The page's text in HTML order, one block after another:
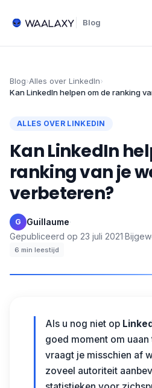
Blog
Blog›Alles over LinkedIn›
Kan LinkedIn helpen om de ranking
ALLES OVER LINKEDIN
Kan LinkedIn
ranking van je
verbeteren?
G Guillaume·
Gepubliceerd op 23 juli 2021·
6 min leestijd
Als u nog niet op
goed moment om uaan
vraagt je misschien af
zoveel autoriteit